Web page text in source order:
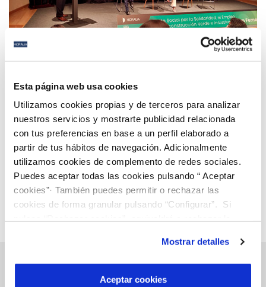
Esta página web usa cookies
Utilizamos cookies propias y de terceros para analizar
nuestros servicios y mostrarte publicidad relacionada
con tus preferencias en base a un perfil elaborado a
partir de tus hábitos de navegación. Adicionalmente
utilizamos cookies de complemento de redes sociales.
Puedes aceptar todas las cookies pulsando “ Aceptar
cookies”· También puedes permitir o rechazar las
cookies de forma granular pulsando “Configurar”. Si
son indispensables para que el sitio web funcione y que
por tanto no se pueden desactivar. Puedes consultar
más información en nuestraPolítica de Cookies
Mostrar detalles
Aceptar cookies
Hidralia y el Ayuntamiento ponen en marcha el
Reconstrucción Verde e Inclusiva de San Fernando
Página 62 de 112
Anterior Siguiente